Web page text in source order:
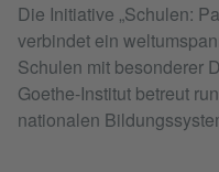
Die Initiative „Schulen:
verbindet ein
Schulen mit besonderer
Goethe-Institut betreut
nationalen